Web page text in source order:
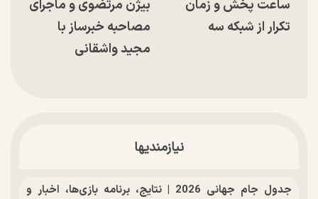
ساعت پخش و زمان
تکرار از شبکه سه
بیژن مرتضوی و ماجرای
مصاحبه خبرساز با
مجید واشقانی
نیازمندیها
جدول جام جهانی 2026 | نتایج، برنامه بازی‌ها، اخبار و